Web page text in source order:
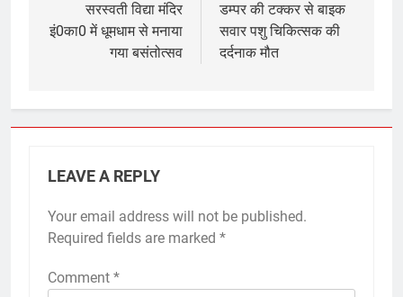
navigation
सरस्वती विद्या मंदिर
इं0का0 में धूमधाम से मनाया
गया बसंतोत्सव
डम्पर की टक्कर से बाइक
सवार पशु चिकित्सक की
दर्दनाक मौत
LEAVE A REPLY
Your email address will not be published.
Required fields are marked *
Comment *